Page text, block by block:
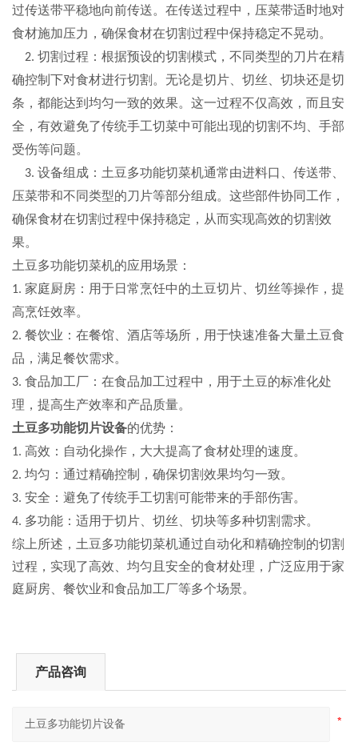
过传送带平稳地向前传送。在传送过程中，压菜带适时地对
食材施加压力，确保食材在切割过程中保持稳定不晃动。
2.切割过程 ：根据预设的切割模式，不同类型的刀片在精
确控制下对食材进行切割。无论是切片、切丝、切块还是切
条，都能达到均匀一致的效果。这一过程不仅高效，而且安
全，有效避免了传统手工切菜中可能出现的切割不均、手部
受伤等问题。
3.设备组成 ：土豆多功能切菜机通常由进料口、传送带、
压菜带和不同类型的刀片等部分组成。这些部件协同工作，
确保食材在切割过程中保持稳定，从而实现高效的切割效
果。
土豆多功能切菜机的应用场景 ：
1. 家庭厨房 ：用于日常烹饪中的土豆切片、切丝等操作，提
高烹饪效率。
2.餐饮业 ：在餐馆、酒店等场所，用于快速准备大量土豆食
品，满足餐饮需求。
3.食品加工厂 ：在食品加工过程中，用于土豆的标准化处
理，提高生产效率和产品质量。
土豆多功能切片设备的优势 ：
1. 高效 ：自动化操作，大大提高了食材处理的速度。
2.均匀 ：通过精确控制，确保切割效果均匀一致。
3.安全 ：避免了传统手工切割可能带来的手部伤害。
4. 多功能 ：适用于切片、切丝、切块等多种切割需求。
综上所述，土豆多功能切菜机通过自动化和精确控制的切割
过程，实现了高效、均匀且安全的食材处理，广泛应用于家
庭厨房、餐饮业和食品加工厂等多个场景。
产品咨询